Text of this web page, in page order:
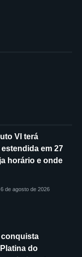
VI terá
em 27
horário e onde
6 de agosto de 2026
do